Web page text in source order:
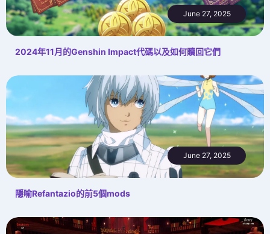
June 27, 2025
2024年11月的Genshin Impact代碼以及如何贖回它們
June 27, 2025
隱喻Refantazio的前5個mods